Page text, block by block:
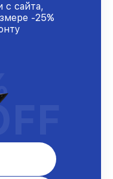
с сайта,
-25%